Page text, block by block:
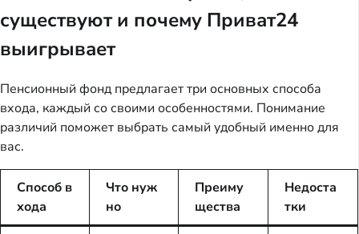
существуют и почему Приват24
выигрывает
Пенсионный фонд предлагает три основных способа
входа, каждый со своими особенностями. Понимание
различий поможет выбрать самый удобный именно для
вас.
Способ в
хода
Что нуж
но
Преиму
щества
Недоста
тки